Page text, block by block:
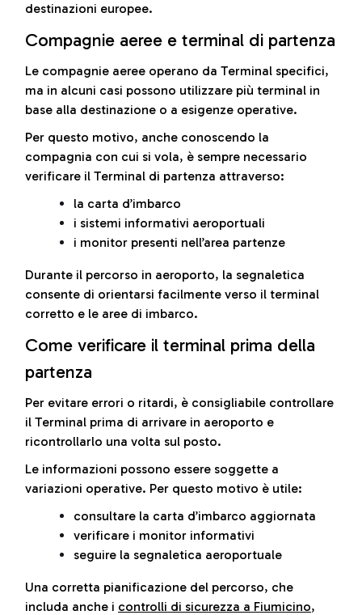
destinazioni europee.
Compagnie aeree e terminal di partenza
Le compagnie aeree operano da Terminal specifici,
ma in alcuni casi possono utilizzare più terminal in
base alla destinazione o a esigenze operative.
Per questo motivo, anche conoscendo la
compagnia con cui si vola, è sempre necessario
verificare il Terminal di partenza attraverso:
la carta d’imbarco
i sistemi informativi aeroportuali
i monitor presenti nell’area partenze
Durante il percorso in aeroporto, la segnaletica
consente di orientarsi facilmente verso il terminal
corretto e le aree di imbarco.
Come verificare il terminal prima della
partenza
Per evitare errori o ritardi, è consigliabile controllare
il Terminal prima di arrivare in aeroporto e
ricontrollarlo una volta sul posto.
Le informazioni possono essere soggette a
variazioni operative. Per questo motivo è utile:
consultare la carta d’imbarco aggiornata
verificare i monitor informativi
seguire la segnaletica aeroportuale
Una corretta pianificazione del percorso, che
includa anche i controlli di sicurezza a Fiumicino,